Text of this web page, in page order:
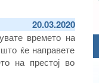
20.03.2020
времето на
ќе направете
на престој во